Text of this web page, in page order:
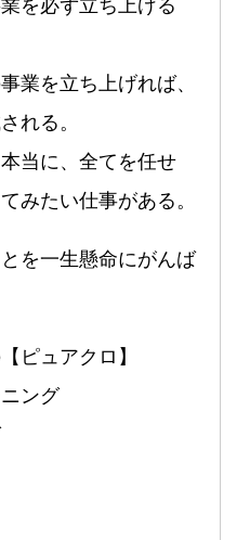
を必ず立ち上げる
業を立ち上げれば、
れる。
当に、全てを任せ
みたい仕事がある。
を一生懸命にがんば
ピュアクロ】
ング